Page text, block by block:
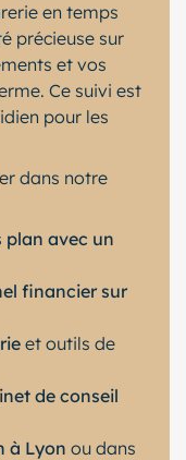
en temps
précieuse sur
et vos
Ce suivi est
pour les
dans notre
plan avec un
financier sur
et outils de
de conseil
à Lyon ou dans